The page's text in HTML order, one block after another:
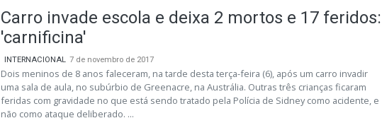
Carro invade escola e deixa 2 mortos e 17 feridos:
'carnificina'
INTERNACIONAL 7 de novembro de 2017
Dois meninos de 8 anos faleceram, na tarde desta terça-feira (6), após um carro invadir
uma sala de aula, no subúrbio de Greenacre, na Austrália. Outras três crianças ficaram
feridas com gravidade no que está sendo tratado pela Polícia de Sidney como acidente, e
não como ataque deliberado. ...